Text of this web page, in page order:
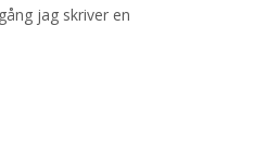
jag skriver en